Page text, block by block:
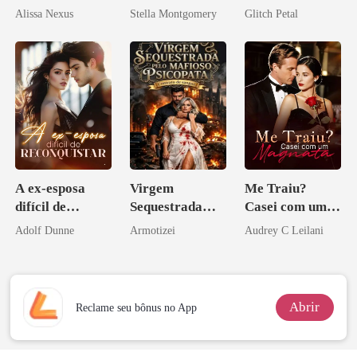
Zilionária
Alissa Nexus Stella Montgomery
desejada pelo
Glitch Petal
A ex-esposa
difícil de
reconquistar
Adolf Dunne
Virgem
Sequestrada
pelo Mafioso
DE SANGUE
Armotizei
Me Traiu?
Casei com um
Magnata
Audrey C Leilani
Reclame seu bônus no App Abrir